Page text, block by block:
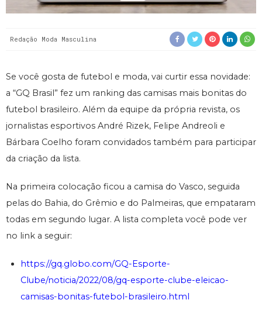
Redação Moda Masculina
Se você gosta de futebol e moda, vai curtir essa novidade:
a “GQ Brasil” fez um ranking das camisas mais bonitas do
futebol brasileiro. Além da equipe da própria revista, os
jornalistas esportivos André Rizek, Felipe Andreoli e
Bárbara Coelho foram convidados também para participar
da criação da lista.
Na primeira colocação ficou a camisa do Vasco, seguida
pelas do Bahia, do Grêmio e do Palmeiras, que empataram
todas em segundo lugar. A lista completa você pode ver
no link a seguir:
https://gq.globo.com/GQ-Esporte-
Clube/noticia/2022/08/gq-esporte-clube-eleicao-
camisas-bonitas-futebol-brasileiro.html